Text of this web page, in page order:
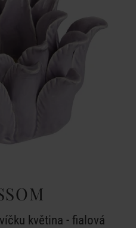
květina - fialová